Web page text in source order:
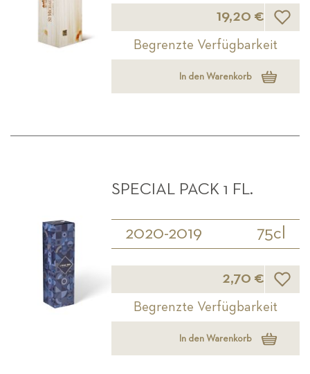
19,20 €
Begrenzte Verfügbarkeit
In den Warenkorb
SPECIAL PACK 1 FL.
2020-2019 75cl
2,70 €
Begrenzte Verfügbarkeit
In den Warenkorb